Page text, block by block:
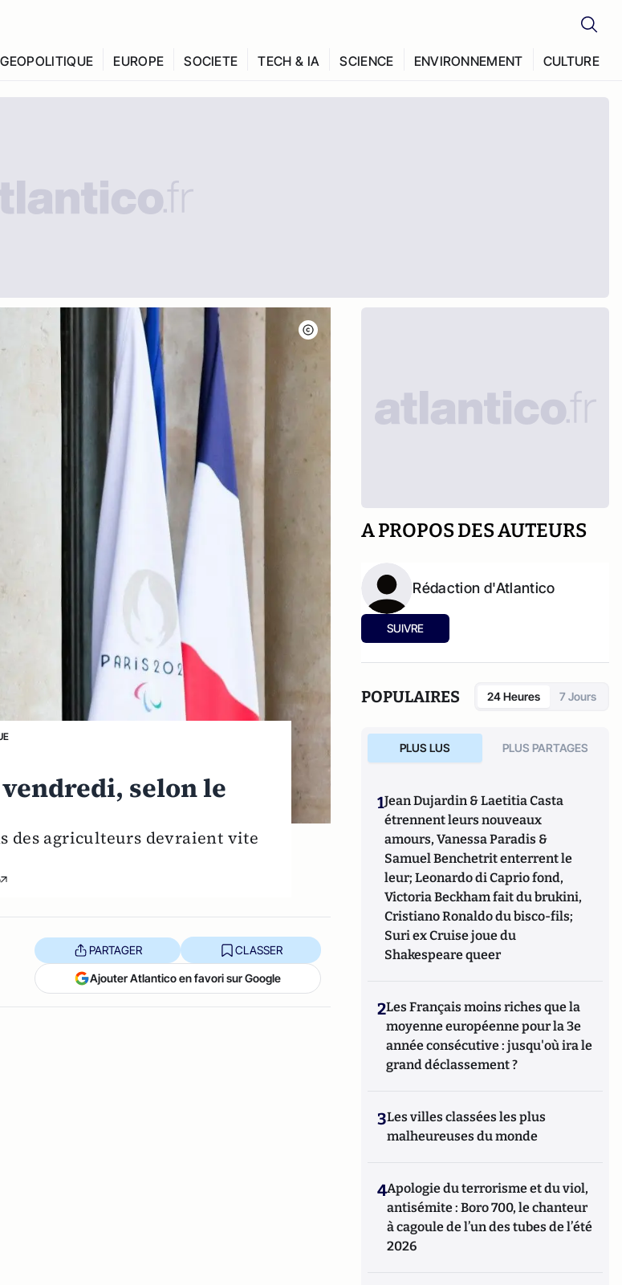
GEOPOLITIQUE EUROPE SOCIETE TECH & IA SCIENCE ENVIRONNEMENT CULTURE
selon le
des agriculteurs devraient vite
PARTAGER CLASSER
Ajouter Atlantico en favori sur Google
A PROPOS DES AUTEURS
Rédaction d'Atlantico
SUIVRE
POPULAIRES 24 Heures 7 Jours
PLUS LUS PLUS PARTAGES
1Jean Dujardin & Laetitia Casta
étrennent leurs nouveaux
amours, Vanessa Paradis &
Samuel Benchetrit enterrent le
leur; Leonardo di Caprio fond,
Victoria Beckham fait du brukini,
Cristiano Ronaldo du bisco-fils;
Suri ex Cruise joue du
Shakespeare queer
2Les Français moins riches que la
moyenne européenne pour la 3e
année consécutive : jusqu'où ira le
grand déclassement ?
3Les villes classées les plus
malheureuses du monde
4Apologie du terrorisme et du viol,
antisémite : Boro 700, le chanteur
à cagoule de l’un des tubes de l’été
2026